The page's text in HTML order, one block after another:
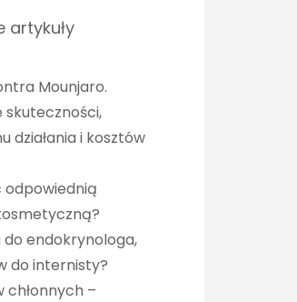
artykuły
Mounjaro.
skuteczności,
działania i kosztów
do endokrynologa,
do internisty?
chłonnych –